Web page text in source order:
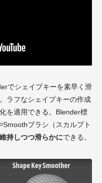
でシェイプキーを素早く滑
ラフなシェイプキーの作成
を適用できる。Blender標
ブラシ（スカルプト
持しつつ滑らかにできる。